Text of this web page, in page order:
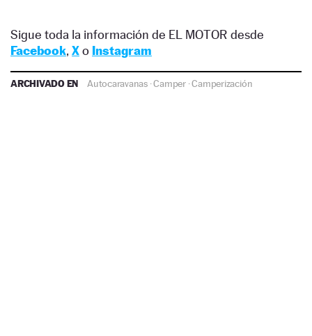
Sigue toda la información de EL MOTOR desde
Facebook, Xo Instagram
ARCHIVADO EN Autocaravanas ·Camper·Camperización